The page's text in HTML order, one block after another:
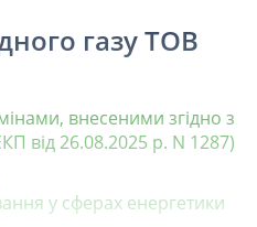
газу ТОВ
внесеними згідно з
від 26.08.2025 р. N 1287)
у сферах енергетики